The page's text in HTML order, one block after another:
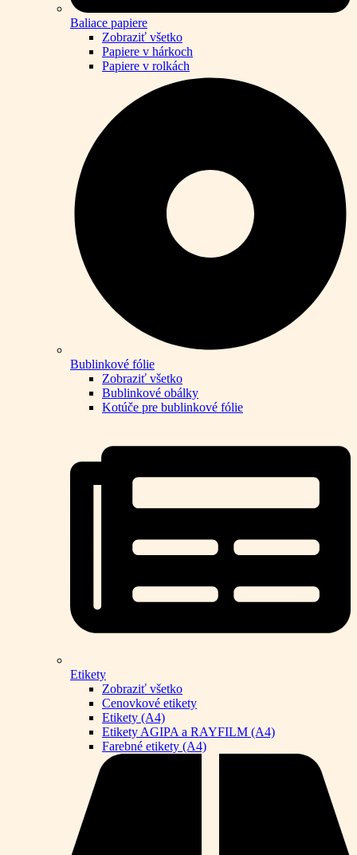
Baliace papiere
Zobraziť všetko
Papiere v hárkoch
Papiere v rolkách
Bublinkové fólie
Zobraziť všetko
Bublinkové obálky
Kotúče pre bublinkové fólie
Etikety
Zobraziť všetko
Cenovkové etikety
Etikety (A4)
Etikety AGIPA a RAYFILM (A4)
Farebné etikety (A4)